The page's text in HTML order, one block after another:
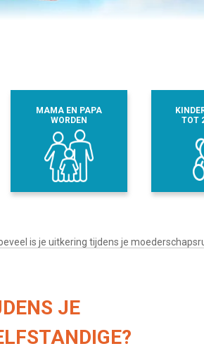
MAMA EN PAPA
WORDEN
TOT
is je uitkering tijdens je
JE